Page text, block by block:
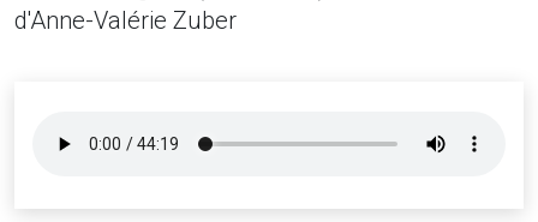
d'Anne-Valérie Zuber